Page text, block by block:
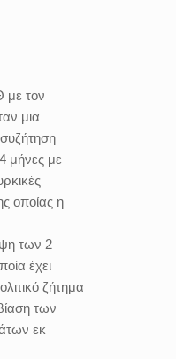
με τον
μια
μήνες με
οποίας η
των 2
έχει
ζήτημα
των
εκ